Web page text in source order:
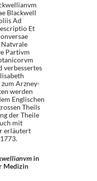
Blackwell
Ad
Et
Partivm
verbessertes
zum Arzney-
werden
Englischen
Theils
der Theile
mit
erläutert
in
Medizin